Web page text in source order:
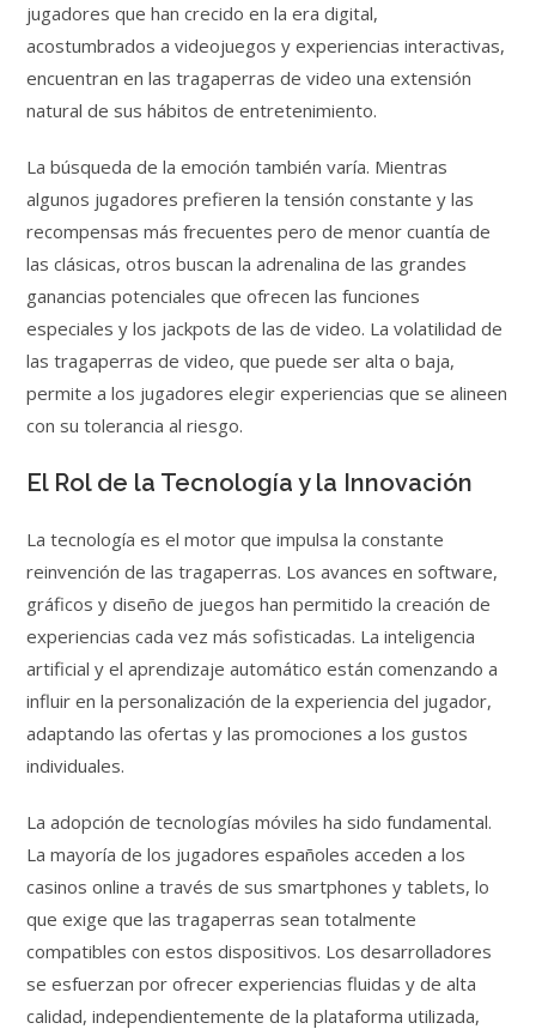
jugadores que han crecido en la era digital,
acostumbrados a videojuegos y experiencias interactivas,
encuentran en las tragaperras de video una extensión
natural de sus hábitos de entretenimiento.
La búsqueda de la emoción también varía. Mientras
algunos jugadores prefieren la tensión constante y las
recompensas más frecuentes pero de menor cuantía de
las clásicas, otros buscan la adrenalina de las grandes
ganancias potenciales que ofrecen las funciones
especiales y los jackpots de las de video. La volatilidad de
las tragaperras de video, que puede ser alta o baja,
permite a los jugadores elegir experiencias que se alineen
con su tolerancia al riesgo.
El Rol de la Tecnología y la Innovación
La tecnología es el motor que impulsa la constante
reinvención de las tragaperras. Los avances en software,
gráficos y diseño de juegos han permitido la creación de
experiencias cada vez más sofisticadas. La inteligencia
artificial y el aprendizaje automático están comenzando a
influir en la personalización de la experiencia del jugador,
adaptando las ofertas y las promociones a los gustos
individuales.
La adopción de tecnologías móviles ha sido fundamental.
La mayoría de los jugadores españoles acceden a los
casinos online a través de sus smartphones y tablets, lo
que exige que las tragaperras sean totalmente
compatibles con estos dispositivos. Los desarrolladores
se esfuerzan por ofrecer experiencias fluidas y de alta
calidad, independientemente de la plataforma utilizada,